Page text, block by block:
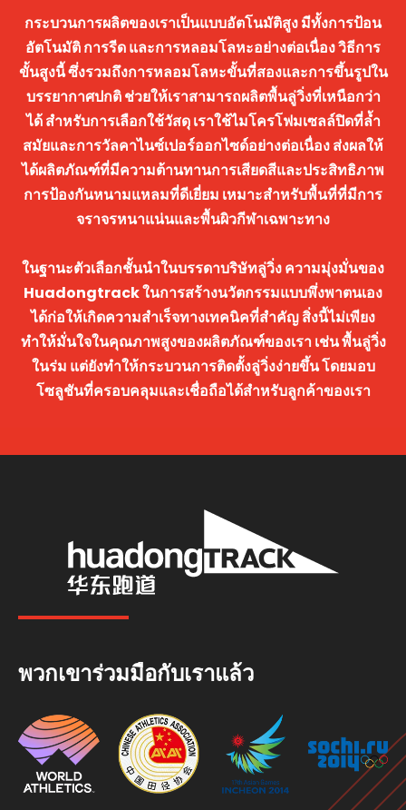
กระบวนการผลิตของเราเป็นแบบอัตโนมัติสูง มีทั้งการป้อน
อัตโนมัติ การรีด และการหลอมโลหะอย่างต่อเนื่อง วิธีการ
ขั้นสูงนี้ ซึ่งรวมถึงการหลอมโลหะขั้นที่สองและการขึ้นรูปใน
บรรยากาศปกติ ช่วยให้เราสามารถผลิตพื้นลู่วิ่งที่เหนือกว่า
ได้ สำหรับการเลือกใช้วัสดุ เราใช้ไมโครโฟมเซลล์ปิดที่ล้ำ
สมัยและการวัลคาไนซ์เปอร์ออกไซด์อย่างต่อเนื่อง ส่งผลให้
ได้ผลิตภัณฑ์ที่มีความต้านทานการเสียดสีและประสิทธิภาพ
การป้องกันหนามแหลมที่ดีเยี่ยม เหมาะสำหรับพื้นที่ที่มีการ
จราจรหนาแน่นและพื้นผิวกีฬาเฉพาะทาง
ในฐานะตัวเลือกชั้นนำในบรรดาบริษัทลู่วิ่ง ความมุ่งมั่นของ
Huadongtrack ในการสร้างนวัตกรรมแบบพึ่งพาตนเอง
ได้ก่อให้เกิดความสำเร็จทางเทคนิคที่สำคัญ สิ่งนี้ไม่เพียง
ทำให้มั่นใจในคุณภาพสูงของผลิตภัณฑ์ของเรา เช่น พื้นลู่วิ่ง
ในร่ม แต่ยังทำให้กระบวนการติดตั้งลู่วิ่งง่ายขึ้น โดยมอบ
โซลูชันที่ครอบคลุมและเชื่อถือได้สำหรับลูกค้าของเรา
พวกเขาร่วมมือกับเราแล้ว